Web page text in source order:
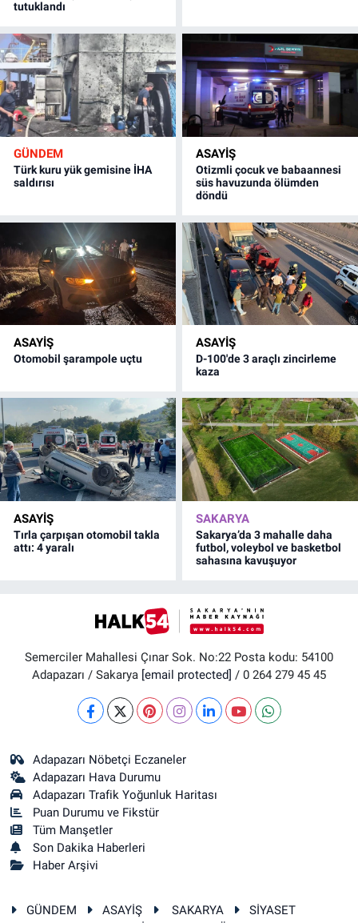
tutuklandı
GÜNDEM
Türk kuru yük gemisine İHA
saldırısı
ASAYİŞ
Otizmli çocuk ve babaannesi
süs havuzunda ölümden
döndü
ASAYİŞ
Otomobil şarampole uçtu
ASAYİŞ
D-100'de 3 araçlı zincirleme
kaza
ASAYİŞ
Tırla çarpışan otomobil takla
attı: 4 yaralı
SAKARYA
Sakarya’da 3 mahalle daha
futbol, voleybol ve basketbol
sahasına kavuşuyor
Semerciler Mahallesi Çınar Sok. No:22 Posta kodu: 54100
Adapazarı / Sakarya [email protected] / 0 264 279 45 45
Adapazarı Nöbetçi Eczaneler
Adapazarı Hava Durumu
Adapazarı Trafik Yoğunluk Haritası
Puan Durumu ve Fikstür
Tüm Manşetler
Son Dakika Haberleri
Haber Arşivi
GÜNDEM ASAYİŞ SAKARYA
SİYASET